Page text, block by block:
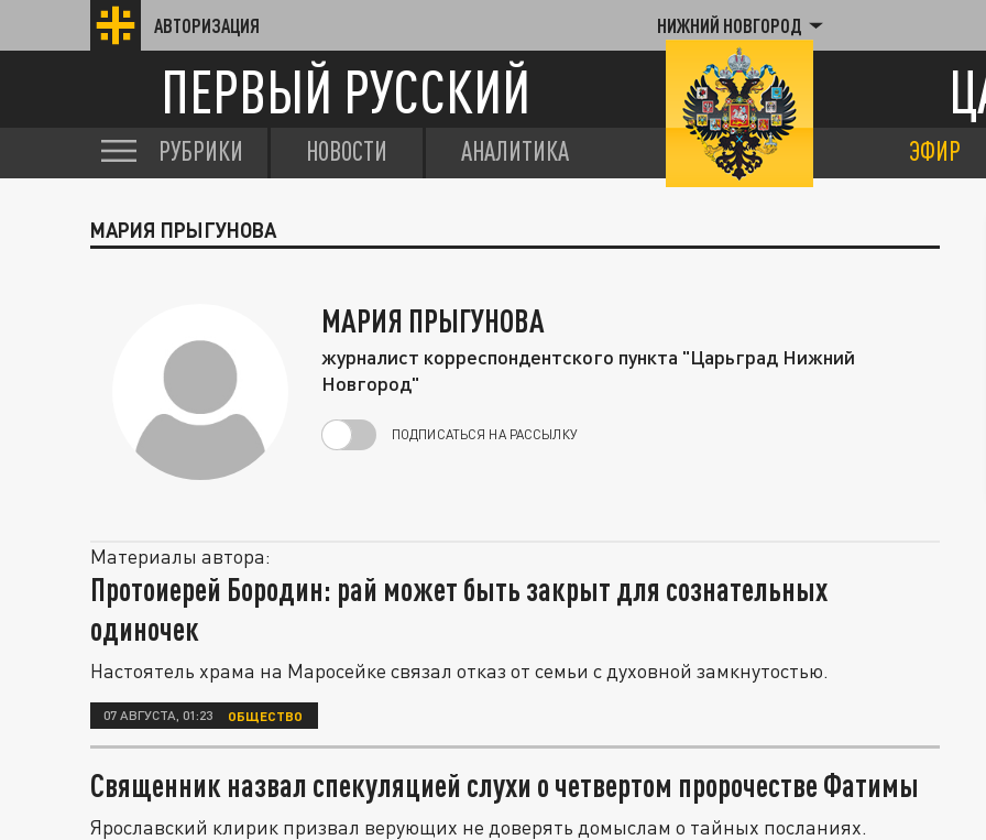
АВТОРИЗАЦИЯ НИЖНИЙ НОВГОРОД
ПЕРВЫЙ РУССКИЙ
РУБРИКИ НОВОСТИ АНАЛИТИКА ЭФИР
МАРИЯ ПРЫГУНОВА
МАРИЯ ПРЫГУНОВА
журналист корреспондентского пункта "Царьград Нижний
Новгород"
ПОДПИСАТЬСЯ НА РАССЫЛКУ
Материалы автора:
Протоиерей Бородин: рай может быть закрыт для сознательных
одиночек
Настоятель храма на Маросейке связал отказ от семьи с духовной замкнутостью.
07 АВГУСТА, 01:23 ОБЩЕСТВО
Священник назвал спекуляцией слухи о четвертом пророчестве Фатимы
Ярославский клирик призвал верующих не доверять домыслам о тайных посланиях.